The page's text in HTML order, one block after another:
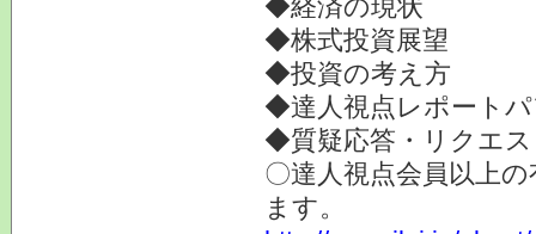
◆経済の現状
◆株式投資展望
◆投資の考え方
◆達人視点レポート
◆質疑応答・リクエ
〇達人視点会員以上
ます。